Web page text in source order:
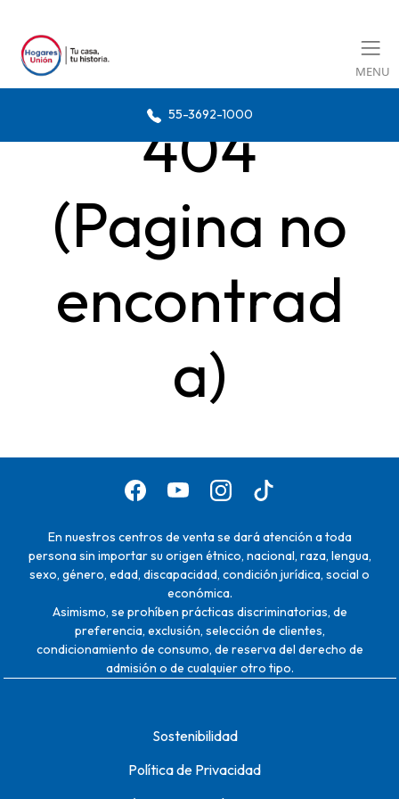
MENU
55-3692-1000
404
(Pagina no
encontrad
a)
En nuestros centros de venta se dará atención a toda
persona sin importar su origen étnico, nacional, raza, lengua,
sexo, género, edad, discapacidad, condición jurídica, social o
económica.
Asimismo, se prohíben prácticas discriminatorias, de
preferencia, exclusión, selección de clientes,
condicionamiento de consumo, de reserva del derecho de
admisión o de cualquier otro tipo.
Sostenibilidad
Política de Privacidad